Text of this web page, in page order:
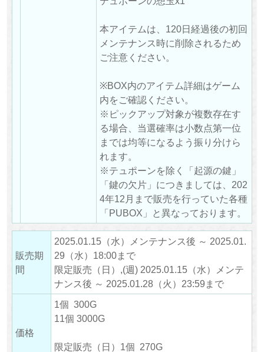
本アイテムは、120日経過後の初回
メンテナンス時に削除されるため
ご注意ください。
※BOX内のアイテム詳細はゲーム
内をご確認ください。
※ピックアップ対象が複数存在す
る場合、当選確率は小数点第一位
までは均等になるよう振り分けら
れます。
※テュポーンを除く「起源の鍵」
「鍵の欠片」につきましては、202
4年12月まで販売を行っていた各種
「PUBOX」と異なっております。
販売期
間
2025.01.15（水）メンテナンス後 ～ 2025.01.
29（水）18:00まで
限定販売（日）,(週) 2025.01.15（水）メンテ
ナンス後 ～ 2025.01.28（火）23:59まで
価格
1個 300G
11個 3000G
限定販売（日）1個 270G